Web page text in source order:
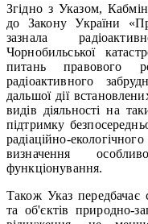
Згідно з Указом,
до Закону України
зазнала
Чорнобильської
питань правового
радіоактивного
дальшої дії
видів діяльності на
підтримку
радіаційно-
визначення
функціонування.
Також Указ передбачає
та об'єктів природно-